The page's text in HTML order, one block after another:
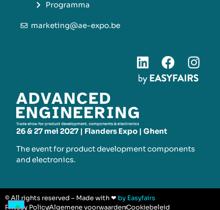
26 & 27 mei 2027 | Flanders Expo | Ghent
The event for product development components
and electronics.
Programma
marketing@ae-expo.be
© All rights reserved – Made with ❤ by Easyfairs
Privacy PolicyAlgemene voorwaardenCookiebeleid